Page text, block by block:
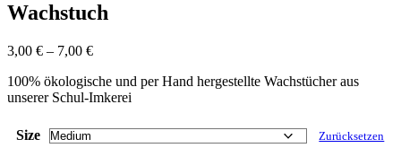
Wachstuch
3,00 € – 7,00 €Preisspanne:
bis
7,00 €
100% ökologische und per Hand hergestellte Wachstücher aus
unserer Schul-Imkerei
Size Zurücksetzen